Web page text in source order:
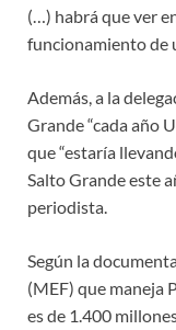
(…) habrá que ver
funcionamiento de
Además, a la
Grande “cada año
que “estaría
Salto Grande este
periodista.
Según la
(MEF) que maneja
es de 1.400